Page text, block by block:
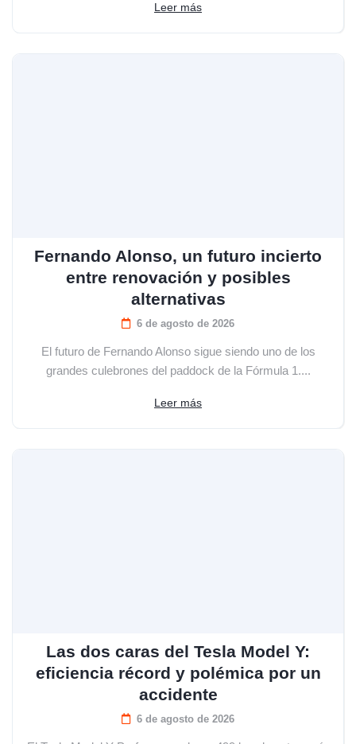
Leer más
Fernando Alonso, un futuro incierto
entre renovación y posibles
alternativas
6 de agosto de 2026
El futuro de Fernando Alonso sigue siendo uno de los
grandes culebrones del paddock de la Fórmula 1....
Leer más
Las dos caras del Tesla Model Y:
eficiencia récord y polémica por un
accidente
6 de agosto de 2026